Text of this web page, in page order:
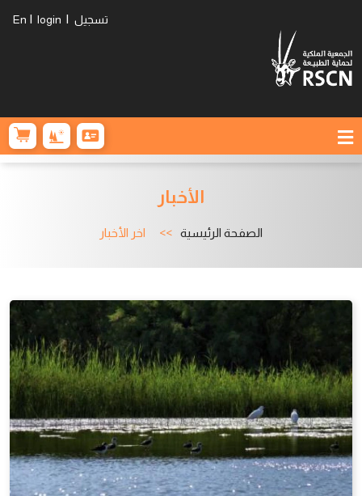
تسجيل |
login
|
En
الأخبار
الصفحة الرئيسية اخر الأخبار